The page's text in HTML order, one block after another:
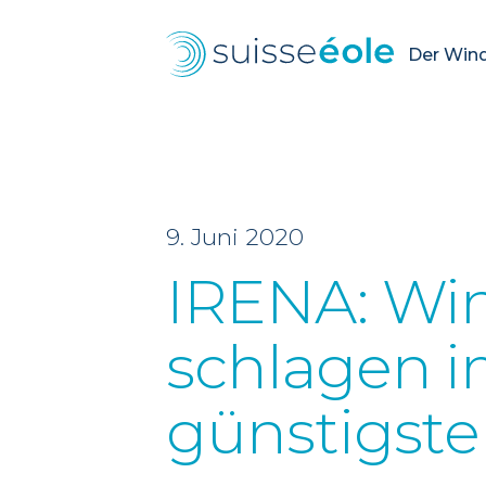
Der
9. Juni 2020
IRENA:
schlagen